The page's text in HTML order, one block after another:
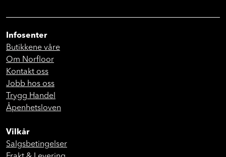
Infosenter
Butikkene våre
Om Norfloor
Kontakt oss
Jobb hos oss
Trygg Handel
Åpenhetsloven
Vilkår
Salgsbetingelser